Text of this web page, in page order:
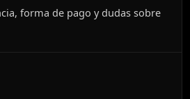
forma de pago y dudas sobre